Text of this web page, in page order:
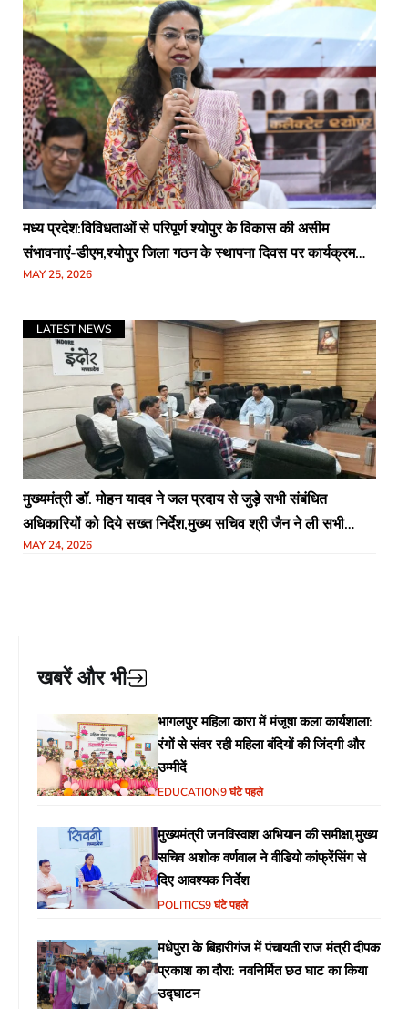
मध्य प्रदेश:विविधताओं से परिपूर्ण श्योपुर के विकास की असीम
संभावनाएं-डीएम,श्योपुर जिला गठन के स्थापना दिवस पर कार्यक्रम
आयोजित
MAY 25, 2026
LATEST NEWS
मुख्यमंत्री डॉ. मोहन यादव ने जल प्रदाय से जुड़े सभी संबंधित
अधिकारियों को दिये सख्त निर्देश,मुख्य सचिव श्री जैन ने ली सभी
कलेक्टर, नगरीय निकाय, पंचायत, पीएचई एवं जल निगम के अधिकारियों
MAY 24, 2026
खबरें और भी
भागलपुर महिला कारा में मंजूषा कला कार्यशाला:
रंगों से संवर रही महिला बंदियों की जिंदगी और
उम्मीदें
EDUCATION9 घंटे पहले
मुख्यमंत्री जनविस्वाश अभियान की समीक्षा,मुख्य
सचिव अशोक वर्णवाल ने वीडियो कांफ्रेंसिंग से
दिए आवश्यक निर्देश
POLITICS9 घंटे पहले
मधेपुरा के बिहारीगंज में पंचायती राज मंत्री दीपक
प्रकाश का दौरा: नवनिर्मित छठ घाट का किया
उद्घाटन